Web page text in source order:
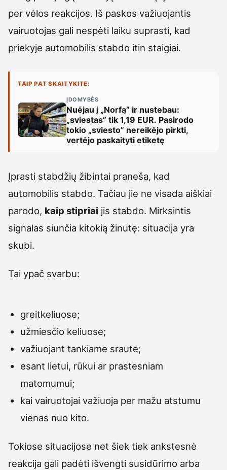
per vėlos reakcijos. Iš paskos važiuojantis
vairuotojas gali nespėti laiku suprasti, kad
priekyje automobilis stabdo itin staigiai.
TAIP PAT SKAITYKITE:
ĮDOMYBĖS
Nuėjau į „Norfą” ir nustebau:
„sviestas” tik 1,19 EUR. Pasirodo
tokio „sviesto” nereikėjo pirkti,
vertėjo paskaityti etiketę
Įprasti stabdžių žibintai praneša, kad
automobilis stabdo. Tačiau jie ne visada aiškiai
parodo, kaip stipriai jis stabdo. Mirksintis
signalas siunčia kitokią žinutę: situacija yra
skubi.
Tai ypač svarbu:
greitkeliuose;
užmiesčio keliuose;
važiuojant tankiame sraute;
esant lietui, rūkui ar prastesniam
matomumui;
kai vairuotojai važiuoja per mažu atstumu
vienas nuo kito.
Tokiose situacijose net šiek tiek ankstesnė
reakcija gali padėti išvengti susidūrimo arba